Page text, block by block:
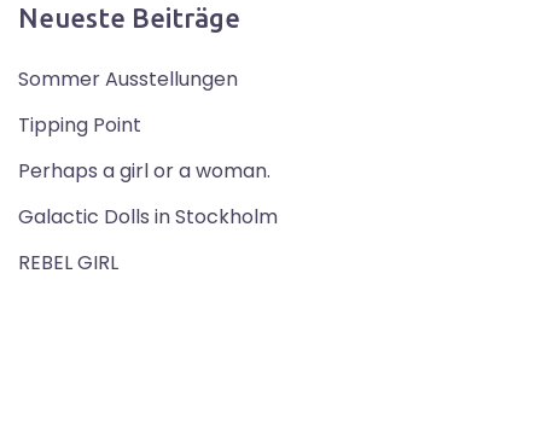
Neueste Beiträge
Sommer Ausstellungen
Tipping Point
Perhaps a girl or a woman.
Galactic Dolls in Stockholm
REBEL GIRL